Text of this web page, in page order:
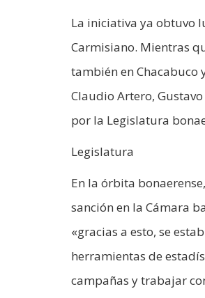
La iniciativa ya obtuvo
Carmisiano. Mientras
también en Chacabuco
Claudio Artero,
por la Legislatura
Legislatura
En la órbita
sanción en la Cámara
«gracias a esto, se
herramientas de
campañas y trabajar